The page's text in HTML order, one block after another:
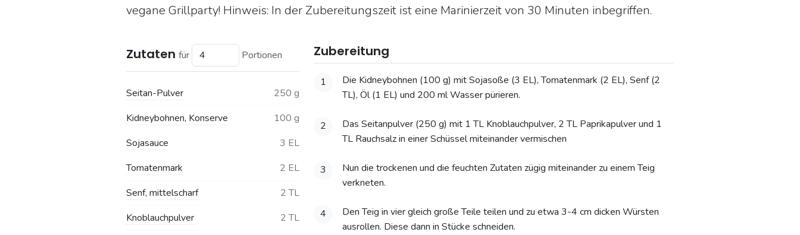
vegane Grillparty! Hinweis: In der Zubereitungszeit ist eine Marinierzeit von 30 Minuten inbegriffen.
Zutaten für Portionen
Seitan-Pulver
250 g
Kidneybohnen, Konserve
100 g
Sojasauce
3 EL
Tomatenmark
2 EL
Senf, mittelscharf
2 TL
Knoblauchpulver
2 TL
Zubereitung
1
Die Kidneybohnen (100 g) mit Sojasoße (3 EL), Tomatenmark (2 EL), Senf (2
TL), Öl (1 EL) und 200 ml Wasser pürieren.
2
Das Seitanpulver (250 g) mit 1 TL Knoblauchpulver, 2 TL Paprikapulver und 1
TL Rauchsalz in einer Schüssel miteinander vermischen
3
Nun die trockenen und die feuchten Zutaten zügig miteinander zu einem Teig
verkneten.
4
Den Teig in vier gleich große Teile teilen und zu etwa 3-4 cm dicken Würsten
ausrollen. Diese dann in Stücke schneiden.